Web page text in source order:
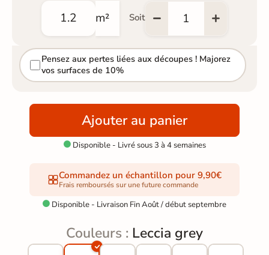
m² Soit
Pensez aux pertes liées aux découpes ! Majorez
vos surfaces de 10%
Ajouter au panier
Disponible - Livré sous 3 à 4 semaines
Commandez un échantillon pour 9,90€
Frais remboursés sur une future commande
 Disponible - Livraison Fin Août / début septembre
Couleurs : Leccia grey